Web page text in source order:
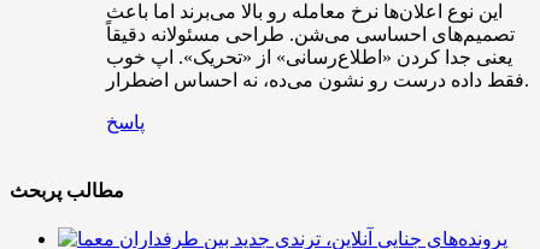
این نوع اعلان‌ها نرخ معامله رو بالا می‌برند اما باعث
تصمیم‌های احساسی می‌شن. طراحی مسئولانه دقیقاً
یعنی جدا کردن «اطلاع‌رسانی» از «تحریک». اپ خوب
فقط داده درست رو نشون می‌ده، نه احساس اضطرار.
پاسخ
مطالب پربحث